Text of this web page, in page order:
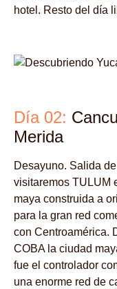
hotel. Resto del día
Día 02:
Merida
Desayuno. Salida
visitaremos TULUM
maya construida a
para la gran red
con Centroamérica.
COBA la ciudad
fue el controlador
una enorme red de